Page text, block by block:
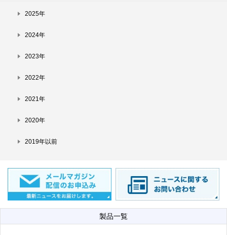
2025年
2024年
2023年
2022年
2021年
2020年
2019年以前
製品一覧